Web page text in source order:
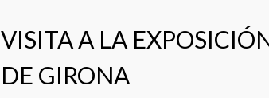
VISITA A LA
DE GIRONA